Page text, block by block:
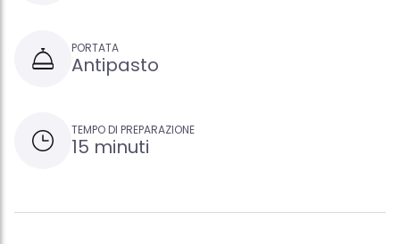
PORTATA
Antipasto
TEMPO DI PREPARAZIONE
15 minuti